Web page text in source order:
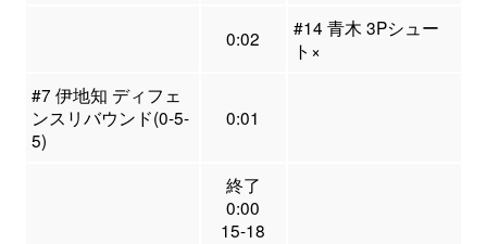
0:02
#14 青木 3Pシュー
ト×
#7 伊地知 ディフェ
ンスリバウンド(0-5-
5)
0:01
終了
0:00
15-18